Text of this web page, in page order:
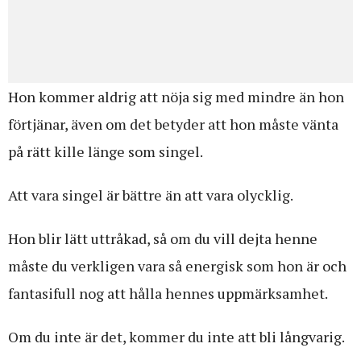
Hon kommer aldrig att nöja sig med mindre än hon
förtjänar, även om det betyder att hon måste vänta
på rätt kille länge som singel.
Att vara singel är bättre än att vara olycklig.
Hon blir lätt uttråkad, så om du vill dejta henne
måste du verkligen vara så energisk som hon är och
fantasifull nog att hålla hennes uppmärksamhet.
Om du inte är det, kommer du inte att bli långvarig.